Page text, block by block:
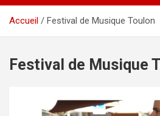
Accueil Festival de Musique Toulon
Festival de Musique